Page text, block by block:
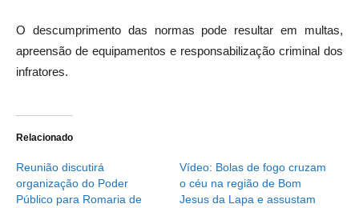
O descumprimento das normas pode resultar em multas,
apreensão de equipamentos e responsabilização criminal dos
infratores.
Relacionado
Reunião discutirá
organização do Poder
Público para Romaria de
Vídeo: Bolas de fogo cruzam
o céu na região de Bom
Jesus da Lapa e assustam